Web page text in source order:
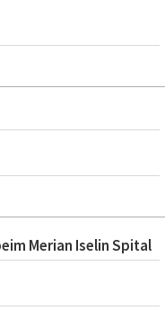
Merian Iselin Spital